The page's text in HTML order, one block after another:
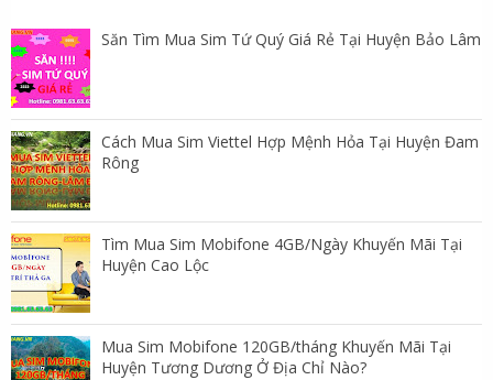
Săn Tìm Mua Sim Tứ Quý Giá Rẻ Tại Huyện Bảo Lâm
Cách Mua Sim Viettel Hợp Mệnh Hỏa Tại Huyện Đam
Rông
Tìm Mua Sim Mobifone 4GB/Ngày Khuyến Mãi Tại
Huyện Cao Lộc
Mua Sim Mobifone 120GB/tháng Khuyến Mãi Tại
Huyện Tương Dương Ở Địa Chỉ Nào?